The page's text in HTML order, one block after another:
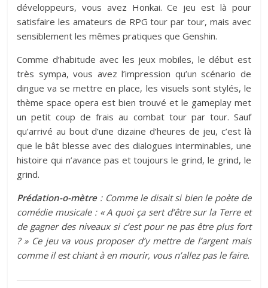
développeurs, vous avez Honkai. Ce jeu est là pour
satisfaire les amateurs de RPG tour par tour, mais avec
sensiblement les mêmes pratiques que Genshin.
Comme d’habitude avec les jeux mobiles, le début est
très sympa, vous avez l’impression qu’un scénario de
dingue va se mettre en place, les visuels sont stylés, le
thème space opera est bien trouvé et le gameplay met
un petit coup de frais au combat tour par tour. Sauf
qu’arrivé au bout d’une dizaine d’heures de jeu, c’est là
que le bât blesse avec des dialogues interminables, une
histoire qui n’avance pas et toujours le grind, le grind, le
grind.
Prédation-o-mètre: Comme le disait si bien le poète de
comédie musicale : « A quoi ça sert d’être sur la Terre et
de gagner des niveaux si c’est pour ne pas être plus fort
? » Ce jeu va vous proposer d’y mettre de l’argent mais
comme il est chiant à en mourir, vous n’allez pas le faire.